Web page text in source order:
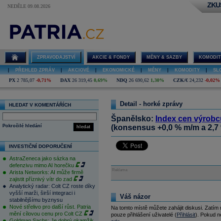
NEDĚLE 09.08.2026
ZPRAVODAJSTVÍ AKCIE & FONDY MĚNY & SAZBY
PŘEHLED ZPRÁV AKCIOVÉ EKONOMICKÉ MĚNY KOMODITY
PX 2 785,07 -0,71% DAX 26 319,45 0,69% NDQ 26 690,62 1,30% CZK/€ 24,232 -0,02%
HLEDAT V KOMENTÁŘÍCH
hledat
Pokročilé hledání
INVESTIČNÍ DOPORUČENÍ
AstraZeneca jako sázka na
defenzivu mimo AI horečku
Arista Networks: AI může firmě
zajistit příznivý vítr do zad
Analytický radar: Colt CZ roste díky
vyšší marži, širší integraci i
stabilnějšímu byznysu
Nové střelivo pro další růst. Patria
mění cílovou cenu pro Colt CZ
Detail - horké zprávy
Španělsko: Index cen
(konsensus +0,0 % m/m a 2,7
Reklama
Váš názor
Na tomto místě můžete zahájit diskusi.
pouze přihlášení uživatelé (Přihlásit). Pokud